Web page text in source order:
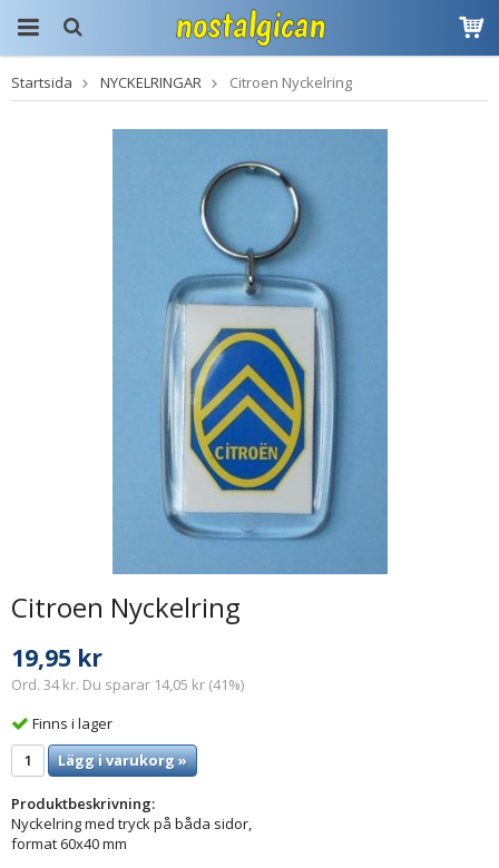
Produkten har blivit
tillagd i varukorgen
Startsida NYCKELRINGAR Citroen Nyckelring
Citroen Nyckelring
19,95 kr
Ord. 34 kr. Du sparar 14,05 kr (41%)
Finns i lager
Lägg i varukorg »
Produktbeskrivning:
Nyckelring med tryck på båda sidor,
format 60x40 mm